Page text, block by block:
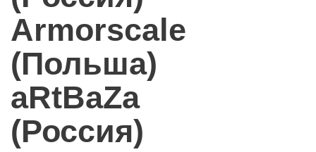
Armorscale
(Польша)
aRtBaZa
(Россия)